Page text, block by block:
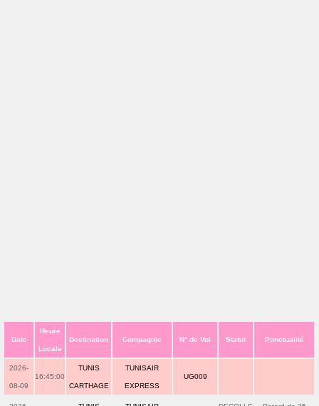
Date
Heure
Locale
Destination Compagnie N° de Vol Statut Ponctualité
2026-
08-09
16:45:00
TUNIS
CARTHAGE
TUNISAIR
EXPRESS
UG009